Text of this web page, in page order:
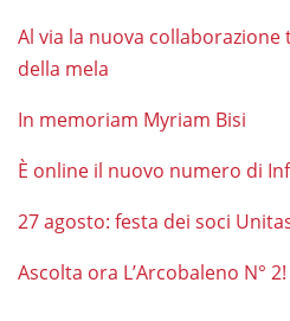
Al via la nuova collaborazione
della mela
In memoriam Myriam Bisi
È online il nuovo numero di
27 agosto: festa dei soci
Ascolta ora L’Arcobaleno N° 2!